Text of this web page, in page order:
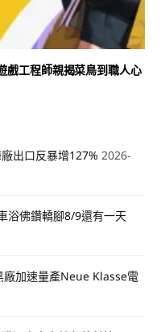
戲工程師親揭菜鳥到職人心
出口反暴增127% 2026-
浴佛鑽轎腳8/9還有一天
加速量產Neue Klasse電